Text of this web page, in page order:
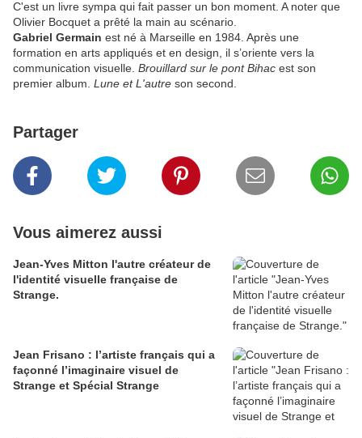
C'est un livre sympa qui fait passer un bon moment. A noter que
Olivier Bocquet a prêté la main au scénario.
Gabriel Germain est né à Marseille en 1984. Après une
formation en arts appliqués et en design, il s’oriente vers la
communication visuelle. Brouillard sur le pont Bihac est son
premier album. Lune et L'autre son second.
Partager
Vous aimerez aussi
Jean-Yves Mitton l'autre créateur de
l'identité visuelle française de
Strange.
Jean Frisano : l’artiste français qui a
façonné l’imaginaire visuel de
Strange et Spécial Strange